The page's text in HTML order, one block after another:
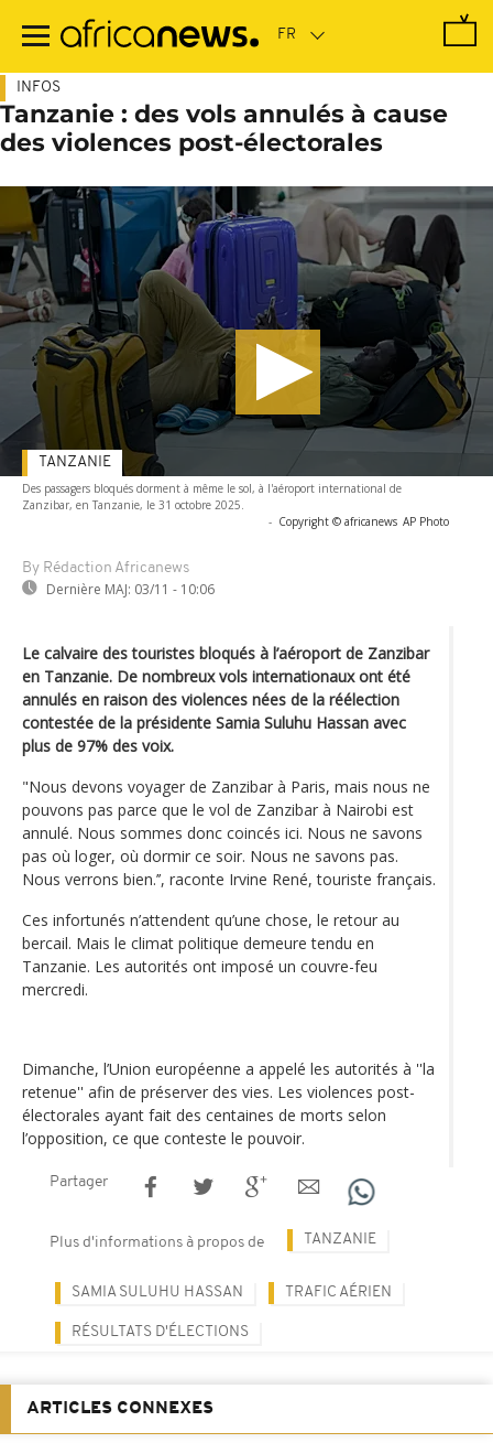
contenu
INFOS
Tanzanie : des vols annulés à cause
des violences post-électorales
Des passagers bloqués dorment à même le sol, à l'aéroport international de
Zanzibar, en Tanzanie, le 31 octobre 2025.
- Copyright © africanews AP Photo
By Rédaction Africanews
Dernière MAJ: 03/11 - 10:06
TANZANIE
Le calvaire des touristes bloqués à l’aéroport de Zanzibar
en Tanzanie. De nombreux vols internationaux ont été
annulés en raison des violences nées de la réélection
contestée de la présidente Samia Suluhu Hassan avec
plus de 97% des voix.
"Nous devons voyager de Zanzibar à Paris, mais nous ne
pouvons pas parce que le vol de Zanzibar à Nairobi est
annulé. Nous sommes donc coincés ici. Nous ne savons
pas où loger, où dormir ce soir. Nous ne savons pas.
Nous verrons bien.’’, raconte Irvine René, touriste français.
Ces infortunés n’attendent qu’une chose, le retour au
bercail. Mais le climat politique demeure tendu en
Tanzanie. Les autorités ont imposé un couvre-feu
mercredi.
Dimanche, l’Union européenne a appelé les autorités à ''la
retenue'' afin de préserver des vies. Les violences post-
électorales ayant fait des centaines de morts selon
l’opposition, ce que conteste le pouvoir.
Partager
Plus d'informations à propos de TANZANIE
SAMIA SULUHU HASSAN TRAFIC AÉRIEN
RÉSULTATS D'ÉLECTIONS
ARTICLES CONNEXES